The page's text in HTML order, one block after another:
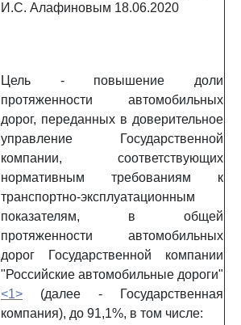
И.С. Алафиновым 18.06.2020
Цель - повышение доли
протяженности автомобильных
дорог, переданных в доверительное
управление Государственной
компании, соответствующих
нормативным требованиям к
транспортно-эксплуатационным
показателям, в общей
протяженности автомобильных
дорог Государственной компании
"Российские автомобильные дороги"
<1> (далее - Государственная
компания), до 91,1%, в том числе: